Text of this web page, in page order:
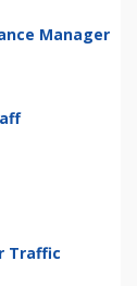
Manager
Traffic